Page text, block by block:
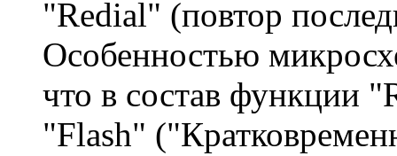
"Redial" (повтор
Особенностью
что в состав функции
"Flash"